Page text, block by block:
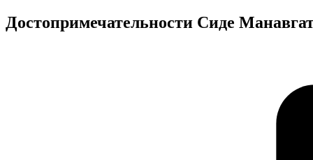
Достопримечательности Сиде